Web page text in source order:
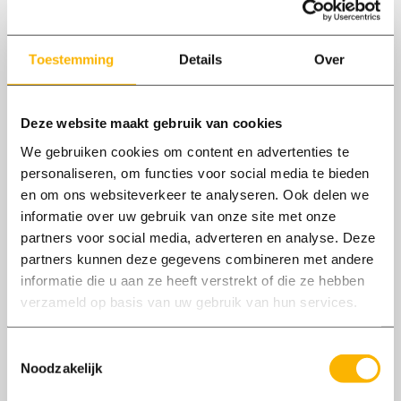
Toestemming Details Over
Deze website maakt gebruik van cookies
We gebruiken cookies om content en advertenties te
personaliseren, om functies voor social media te bieden
en om ons websiteverkeer te analyseren. Ook delen we
informatie over uw gebruik van onze site met onze
partners voor social media, adverteren en analyse. Deze
partners kunnen deze gegevens combineren met andere
informatie die u aan ze heeft verstrekt of die ze hebben
verzameld op basis van uw gebruik van hun services.
Noodzakelijk
05/06